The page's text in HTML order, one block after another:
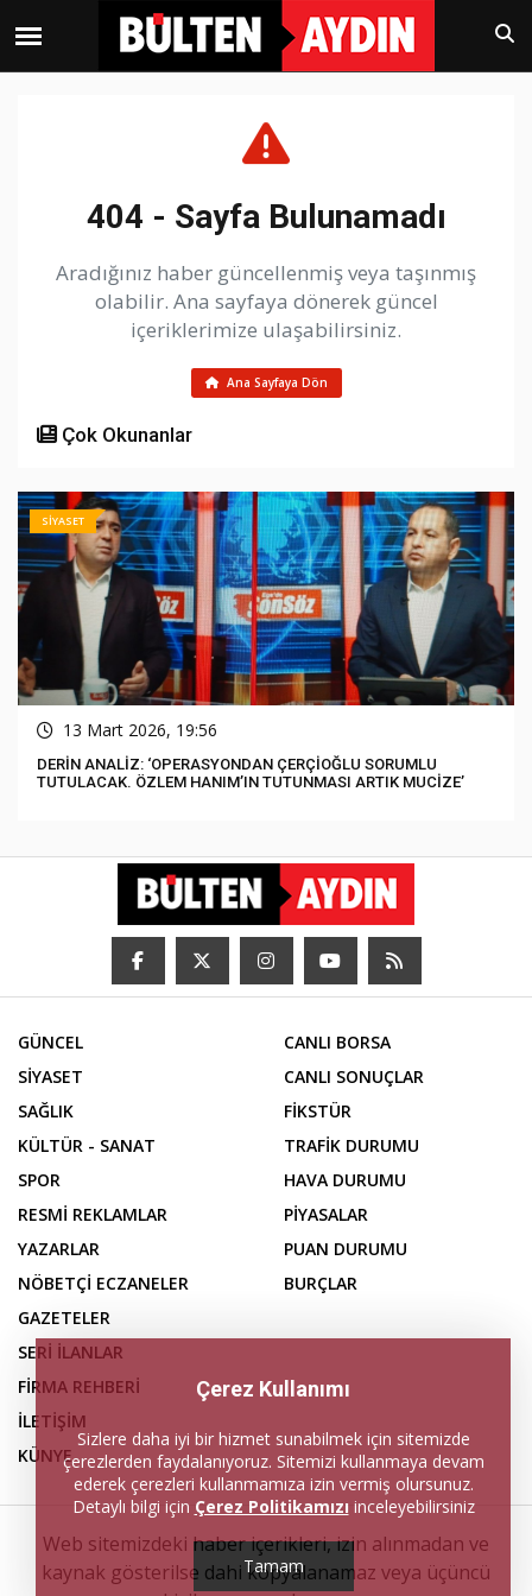
404 - Sayfa Bulunamadı
Aradığınız haber güncellenmiş veya taşınmış
olabilir. Ana sayfaya dönerek güncel
içeriklerimize ulaşabilirsiniz.
Ana Sayfaya Dön
Çok Okunanlar
SİYASET
13 Mart 2026, 19:56
DERİN ANALİZ: ‘OPERASYONDAN ÇERÇİOĞLU SORUMLU
TUTULACAK. ÖZLEM HANIM’IN TUTUNMASI ARTIK MUCİZE’
GÜNCEL
SİYASET
SAĞLIK
KÜLTÜR - SANAT
SPOR
RESMİ REKLAMLAR
YAZARLAR
NÖBETÇİ ECZANELER
CANLI BORSA
CANLI SONUÇLAR
FİKSTÜR
TRAFİK DURUMU
HAVA DURUMU
PİYASALAR
PUAN DURUMU
BURÇLAR
GAZETELER
SERİ İLANLAR
FİRMA REHBERİ
İLETİŞİM
KÜNYE
Web sitemizdeki haber içerikleri, izin alınmadan ve
kaynak gösterilse dahi kopyalanamaz veya üçüncü
Çerez Kullanımı
Sizlere daha iyi bir hizmet sunabilmek için sitemizde
çerezlerden faydalanıyoruz. Sitemizi kullanmaya devam
ederek çerezleri kullanmamıza izin vermiş olursunuz.
Detaylı bilgi için Çerez Politikamızı inceleyebilirsiniz
Tamam